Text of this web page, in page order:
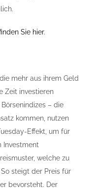
Sie hier.
mehr aus ihrem Geld
Zeit investieren
– die
kommen, nutzen
Effekt, um für
Investment
welche zu
steigt der Preis für
bevorsteht. Der